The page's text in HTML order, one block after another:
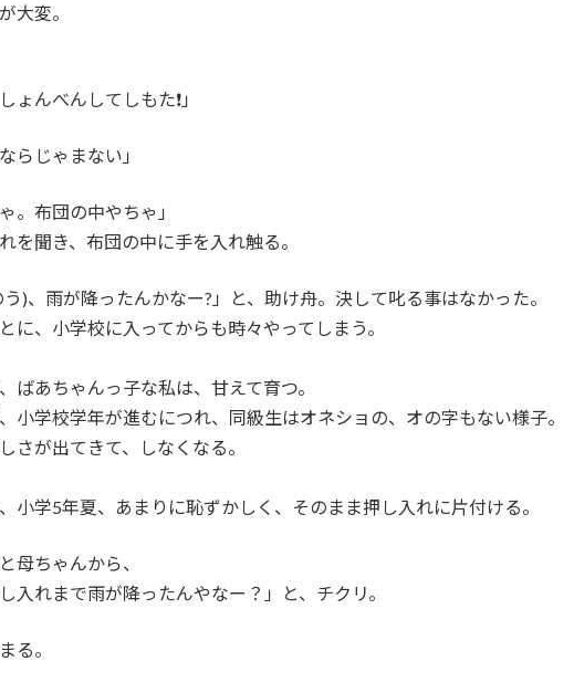
大変。
んべんしてしもた❗️」
らじゃまない」
。布団の中やちゃ」
を聞き、布団の中に手を入れ触る。
)、雨が降ったんかなー?」と、助け舟。決して叱る事はなかった。
に、小学校に入ってからも時々やってしまう。
ばあちゃんっ子な私は、甘えて育つ。
小学校学年が進むにつれ、同級生はオネショの、オの字もない様子。
さが出てきて、しなくなる。
小学5年夏、あまりに恥ずかしく、そのまま押し入れに片付ける。
母ちゃんから、
入れまで雨が降ったんやなー？」と、チクリ。
る。